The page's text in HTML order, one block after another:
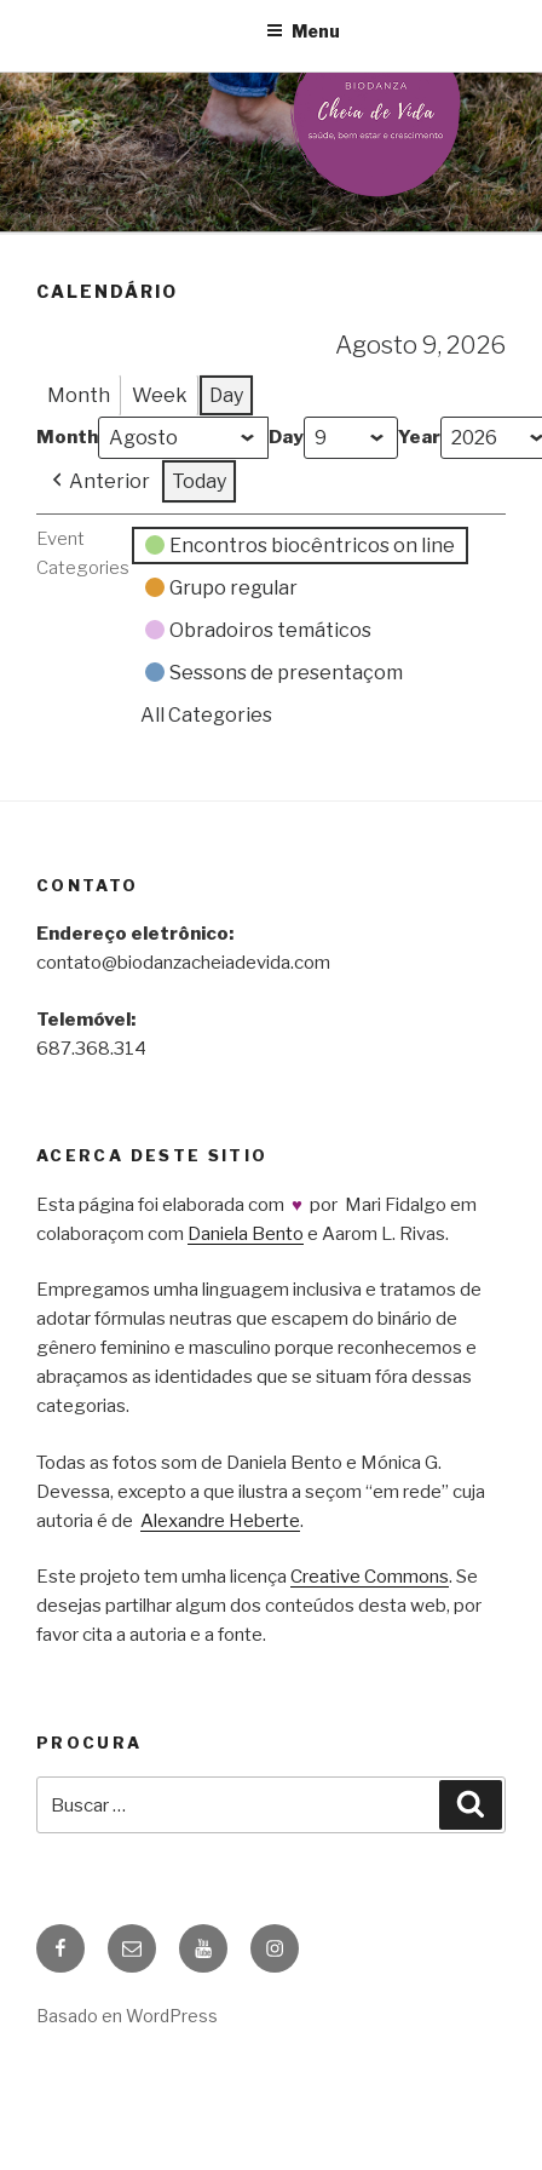
contido
Menu
CALENDÁRIO
Agosto 9, 2026
Month Week Day
Month Day Year
Anterior Today
Event
Categories
Encontros biocêntricos on line
Grupo regular
Obradoiros temáticos
Sessons de presentaçom
All Categories
CONTATO
Endereço eletrônico:
contato@biodanzacheiadevida.com
Telemóvel:
687.368.314
ACERCA DESTE SITIO
Esta página foi elaborada com ♥ por Mari Fidalgo em
colaboraçom com Daniela Bento e Aarom L. Rivas.
Empregamos umha linguagem inclusiva e tratamos de
adotar fórmulas neutras que escapem do binário de
gênero feminino e masculino porque reconhecemos e
abraçamos as identidades que se situam fóra dessas
categorias.
Todas as fotos som de Daniela Bento e Mónica G.
Devessa, excepto a que ilustra a seçom “em rede” cuja
autoria é de Alexandre Heberte.
Este projeto tem umha licença Creative Commons. Se
desejas partilhar algum dos conteúdos desta web, por
favor cita a autoria e a fonte.
PROCURA
FacebookCorreio
eletrónico
YouTubeInstagram
Basado en WordPress